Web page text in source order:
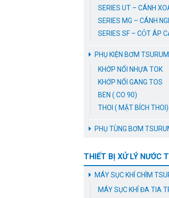
SERIES UT – CÁNH
SERIES MG – CÁNH
SERIES SF – CỘT ÁP
PHỤ KIỆN BƠM TSURUMI
KHỚP NỐI NHỰA TOK
KHỚP NỐI GANG TOS
BEN ( CO 90)
THOI ( MẶT BÍCH THOI)
PHỤ TÙNG BƠM
THIẾT BỊ XỬ LÝ NƯỚC
MÁY SỤC KHÍ CHÌM
MÁY SỤC KHÍ ĐA TIA